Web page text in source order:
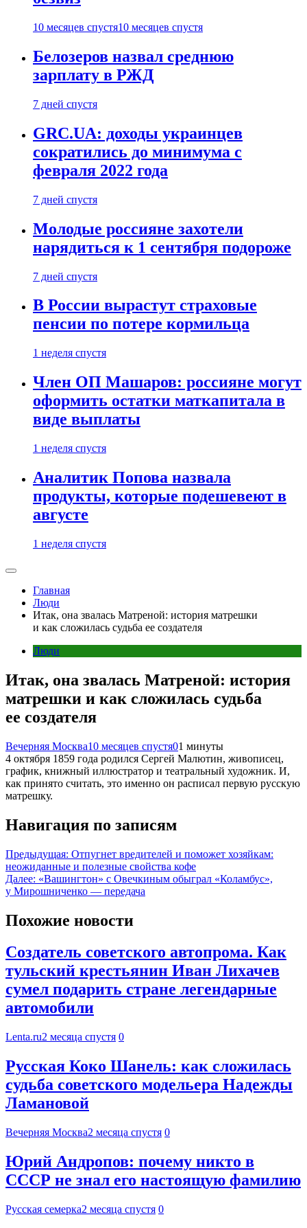
10 месяцев спустя10 месяцев спустя
Белозеров назвал среднюю
зарплату в РЖД
7 дней спустя
GRC.UA: доходы украинцев
сократились до минимума с
февраля 2022 года
7 дней спустя
Молодые россияне захотели
нарядиться к 1 сентября подороже
7 дней спустя
В России вырастут страховые
пенсии по потере кормильца
1 неделя спустя
Член ОП Машаров: россияне могут
оформить остатки маткапитала в
виде выплаты
1 неделя спустя
Аналитик Попова назвала
продукты, которые подешевеют в
августе
1 неделя спустя
Главная
Люди
Итак, она звалась Матреной: история матрешки
и как сложилась судьба ее создателя
Люди
Итак, она звалась Матреной: история
матрешки и как сложилась судьба
ее создателя
Вечерняя Москва10 месяцев спустя01 минуты
4 октября 1859 года родился Сергей Малютин, живописец,
график, книжный иллюстратор и театральный художник. И,
как принято считать, это именно он расписал первую русскую
матрешку.
Навигация по записям
Предыдущая: Отпугнет вредителей и поможет хозяйкам:
неожиданные и полезные свойства кофе
Далее: «Вашингтон» с Овечкиным обыграл «Коламбус»,
у Мирошниченко — передача
Похожие новости
Создатель советского автопрома. Как
тульский крестьянин Иван Лихачев
сумел подарить стране легендарные
автомобили
Lenta.ru2 месяца спустя 0
Русская Коко Шанель: как сложилась
судьба советского модельера Надежды
Ламановой
Вечерняя Москва2 месяца спустя 0
Юрий Андропов: почему никто в
СССР не знал его настоящую фамилию
Русская семерка2 месяца спустя 0